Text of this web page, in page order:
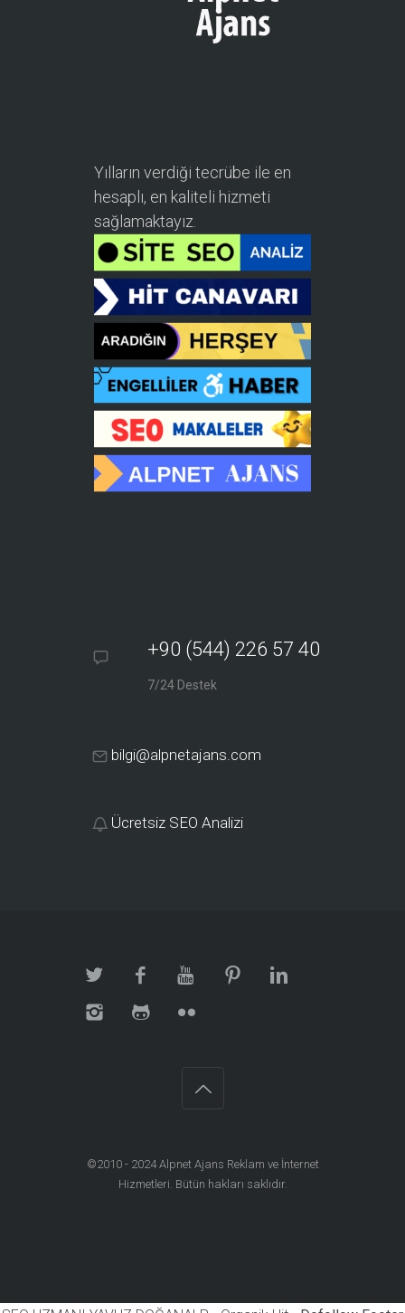
Yılların verdiği tecrübe ile en
hesaplı, en kaliteli hizmeti
sağlamaktayız.
+90 (544) 226 57 40
7/24 Destek
bilgi@alpnetajans.com
Ücretsiz SEO Analizi
©2010 - 2024Alpnet Ajans Reklam ve İnternet
Hizmetleri . Bütün hakları saklıdır.